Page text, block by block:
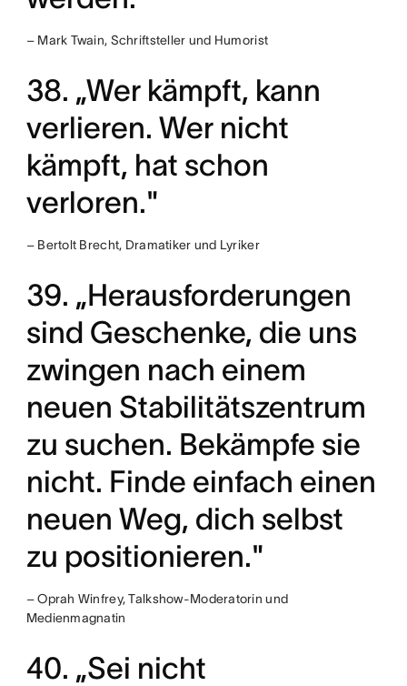
– Mark Twain, Schriftsteller und Humorist
38. „Wer kämpft, kann
verlieren. Wer nicht
kämpft, hat schon
verloren."
– Bertolt Brecht, Dramatiker und Lyriker
39. „Herausforderungen
sind Geschenke, die uns
zwingen nach einem
neuen Stabilitätszentrum
zu suchen. Bekämpfe sie
nicht. Finde einfach einen
neuen Weg, dich selbst
zu positionieren."
– Oprah Winfrey, Talkshow-Moderatorin und
Medienmagnatin
40. „Sei nicht